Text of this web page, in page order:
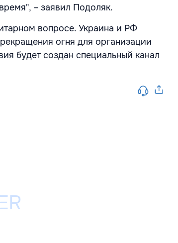
– заявил Подоляк.
вопросе. Украина и РФ
огня для организации
будет создан специальный канал